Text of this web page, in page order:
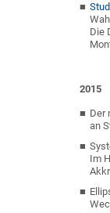
Die
2015
Der
an
Im